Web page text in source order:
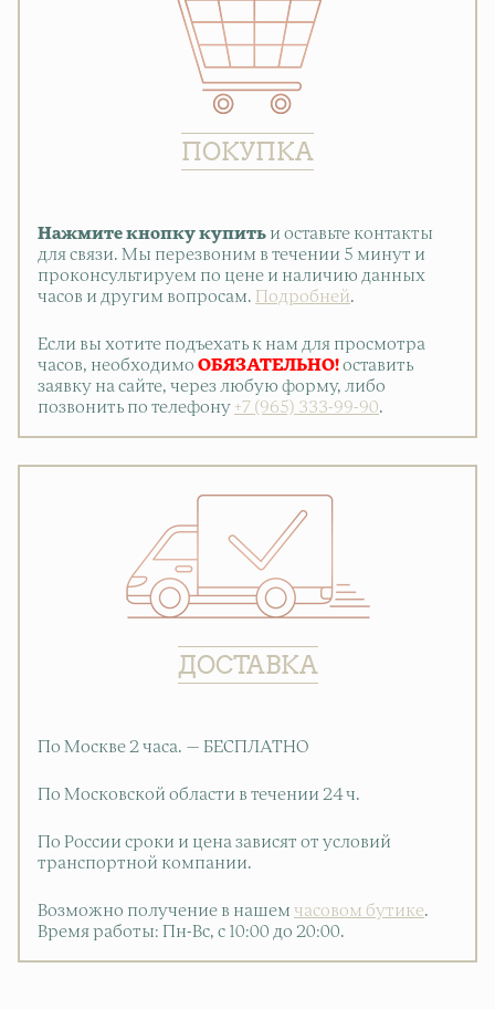
ПОКУПКА
Нажмите кнопку купить и оставьте контакты
для связи. Мы перезвоним в течении 5 минут и
проконсультируем по цене и наличию данных
часов и другим вопросам. Подробней.
Если вы хотите подъехать к нам для просмотра
часов, необходимо ОБЯЗАТЕЛЬНО! оставить
заявку на сайте, через любую форму, либо
позвонить по телефону +7 (965) 333-99-90.
ДОСТАВКА
По Москве 2 часа. — БЕСПЛАТНО
По Московской области в течении 24 ч.
По России сроки и цена зависят от условий
транспортной компании.
Возможно получение в нашем часовом бутике.
Время работы: Пн-Вс, с 10:00 до 20:00.